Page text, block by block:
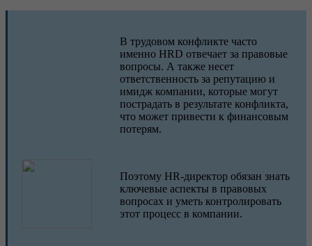
В трудовом конфликте часто
именно HRD отвечает за правовые
вопросы. А также несет
ответственность за репутацию и
имидж компании, которые могут
пострадать в результате конфликта,
что может привести к финансовым
потерям.
Поэтому HR-директор обязан знать
ключевые аспекты в правовых
вопросах и уметь контролировать
этот процесс в компании.